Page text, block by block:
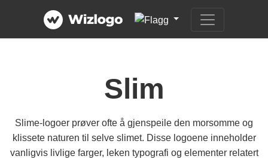
Slim
Slime-logoer prøver ofte å gjenspeile den morsomme og
klissete naturen til selve slimet. Disse logoene inneholder
vanligvis livlige farger, leken typografi og elementer relatert